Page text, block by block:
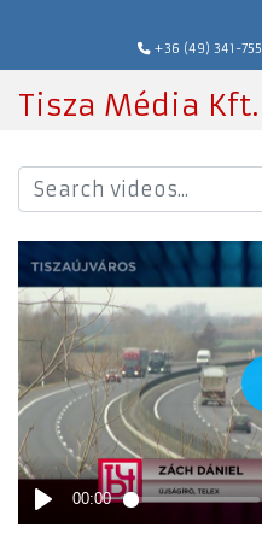
+36 (49) 341-755
Tisza Média Kft.